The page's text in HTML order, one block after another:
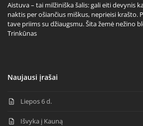
Aistuva – tai milžiniška šalis: gali eiti devynis
naktis per ošiančius miškus, neprieisi krašto.
tave priims su džiaugsmu. Šita žemė nežino
Trinkūnas
Naujausi įrašai
Liepos 6 d.
Išvyka į Kauną